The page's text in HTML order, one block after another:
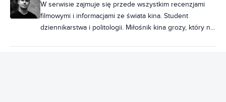
W serwisie zajmuje się przede wszystkim recenzjami
filmowymi i informacjami ze świata kina. Student
dziennikarstwa i politologii. Miłośnik kina grozy, który na